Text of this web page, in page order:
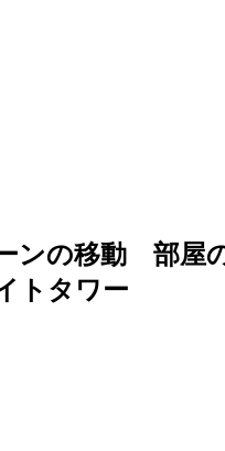
ンの移動 部屋
トタワー